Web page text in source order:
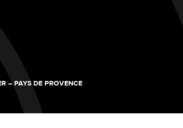
– PAYS DE PROVENCE